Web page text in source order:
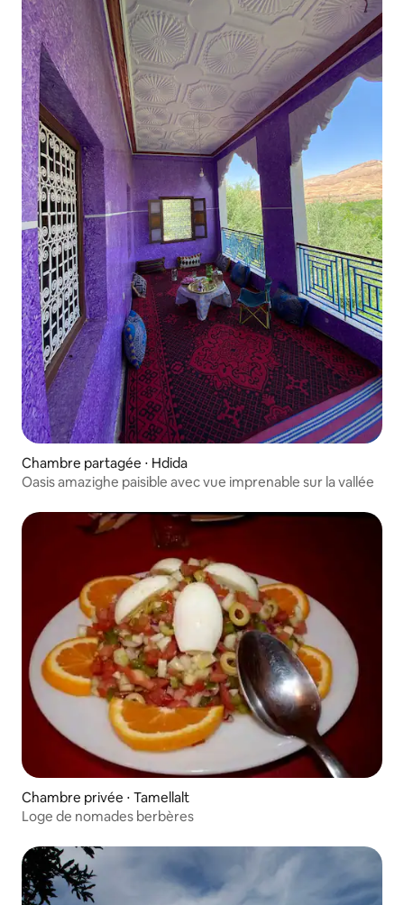
Chambre partagée ⋅ Hdida
Oasis amazighe paisible avec vue imprenable sur la vallée
Chambre privée ⋅ Tamellalt
Loge de nomades berbères